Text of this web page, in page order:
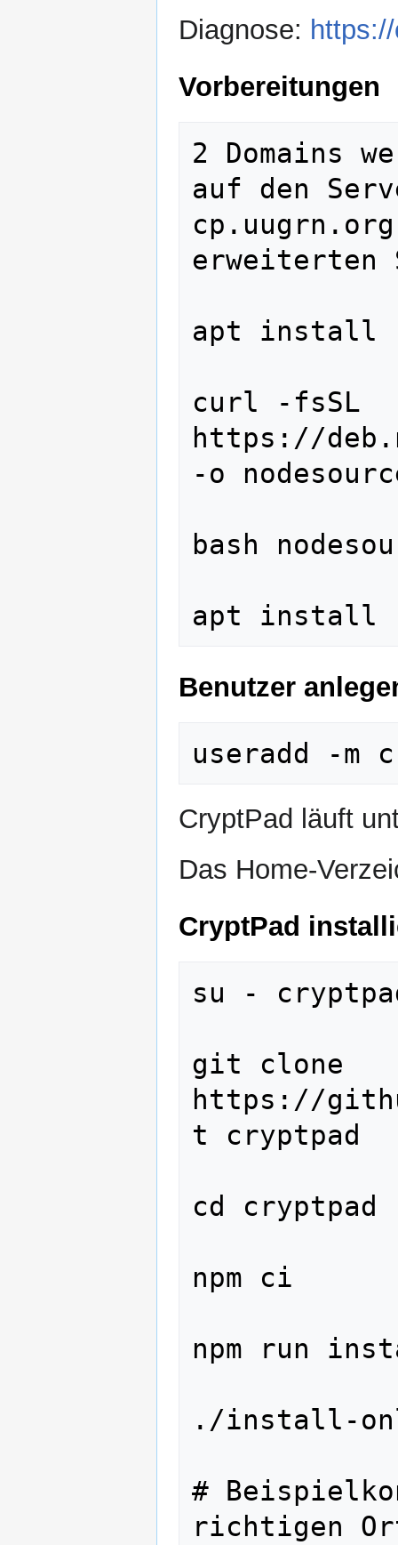
Diagnose:
Vorbereitungen
2 Domains
auf den
erweiterten
apt install
curl -fsSL
https://
-o
bash
Benutzer
CryptPad läuft
Das Home-
CryptPad
su -
git clone
https://
t cryptpad
cd cryptpad
npm ci
npm run
./install-
#
richtigen